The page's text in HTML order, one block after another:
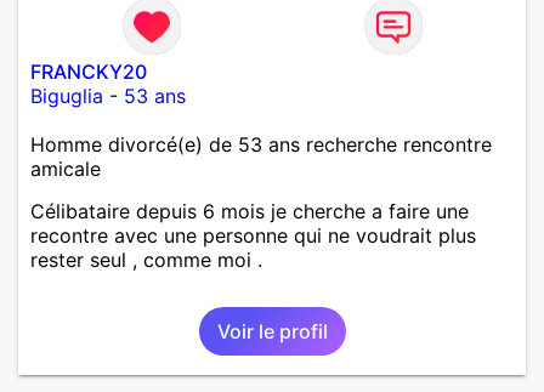
FRANCKY20
Biguglia - 53 ans
Homme divorcé(e) de 53 ans recherche rencontre
amicale
Célibataire depuis 6 mois je cherche a faire une
recontre avec une personne qui ne voudrait plus
rester seul , comme moi .
Voir le profil